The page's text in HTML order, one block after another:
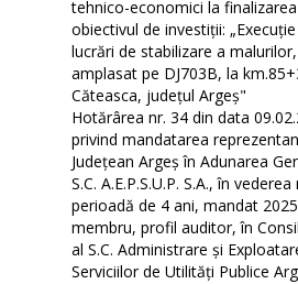
tehnico-economici la
obiectivul de investiții:
lucrări de stabilizare a
amplasat pe DJ703B, la
Căteasca, județul Argeș"
Hotărârea nr. 34 din data
privind mandatarea
Județean Argeș în Adunarea
S.C. A.E.P.S.U.P. S.A., în
perioadă de 4 ani, mandat
membru, profil auditor, în
al S.C. Administrare și
Serviciilor de Utilități Publice